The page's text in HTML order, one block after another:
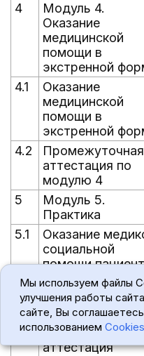
4
Модуль 4.
Оказание
медицинской
помощи в
экстренной
4.1
Оказание
медицинской
помощи в
экстренной
4.2
Промежуточная
аттестация по
модулю 4
5
Модуль 5.
Практика
5.1
Оказание
социальной
помощи
5.2
Промежуточная
аттестация по
модулю 5
6
Итоговая
аттестация
Мы используем файлы
улучшения работы
сайте, Вы
использованием Cookies